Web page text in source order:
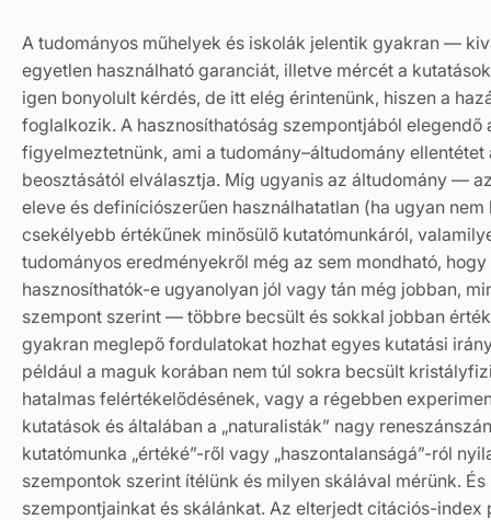
A tudományos műhelyek és iskolák jelentik gyakran —
egyetlen használható garanciát, illetve mércét a
igen bonyolult kérdés, de itt elég érintenünk, hiszen a
foglalkozik. A hasznosíthatóság szempontjából
figyelmeztetnünk, ami a tudomány–áltudomány
beosztásától elválasztja. Míg ugyanis az áltudomány —
eleve és definíciószerűen használhatatlan (ha ugyan
csekélyebb értékűnek minősülő kutatómunkáról,
tudományos eredményekről még az sem mondható,
hasznosíthatók-e ugyanolyan jól vagy tán még jobban,
szempont szerint — többre becsült és sokkal jobban
gyakran meglepő fordulatokat hozhat egyes kutatási
például a maguk korában nem túl sokra becsült
hatalmas felértékelődésének, vagy a régebben
kutatások és általában a „naturalisták” nagy
kutatómunka „értéké”-ről vagy „haszontalanságá”-ról
szempontok szerint ítélünk és milyen skálával mérünk.
szempontjainkat és skálánkat. Az elterjedt citációs-